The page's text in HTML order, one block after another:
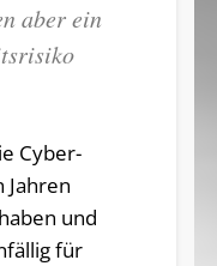
aber ein
Cyber-
Jahren
und
für